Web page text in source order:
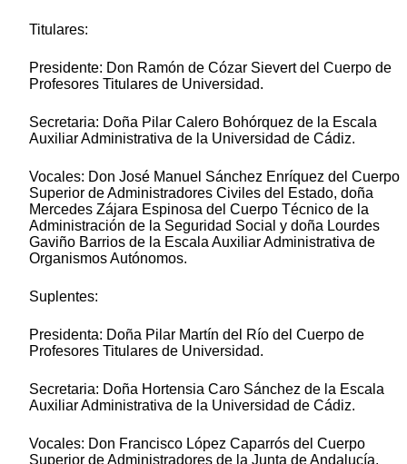
Titulares:
Presidente: Don Ramón de Cózar Sievert del Cuerpo de
Profesores Titulares de Universidad.
Secretaria: Doña Pilar Calero Bohórquez de la Escala
Auxiliar Administrativa de la Universidad de Cádiz.
Vocales: Don José Manuel Sánchez Enríquez del Cuerpo
Superior de Administradores Civiles del Estado, doña
Mercedes Zájara Espinosa del Cuerpo Técnico de la
Administración de la Seguridad Social y doña Lourdes
Gaviño Barrios de la Escala Auxiliar Administrativa de
Organismos Autónomos.
Suplentes:
Presidenta: Doña Pilar Martín del Río del Cuerpo de
Profesores Titulares de Universidad.
Secretaria: Doña Hortensia Caro Sánchez de la Escala
Auxiliar Administrativa de la Universidad de Cádiz.
Vocales: Don Francisco López Caparrós del Cuerpo
Superior de Administradores de la Junta de Andalucía,